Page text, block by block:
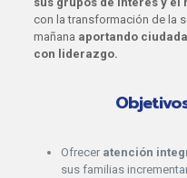
con la transformación de la
mañana aportando
con liderazgo.
Ofrecer atención
sus familias